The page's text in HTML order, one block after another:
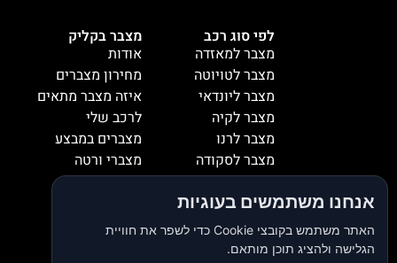
מצבר בקליק
אודות
מחירון מצברים
איזה מצבר מתאים
לרכב שלי
מצברים במבצע
מצברי ורטה
מצברי שנפ
אזורי שירות
לפי סוג רכב
מצבר למאזדה
מצבר לטויוטה
מצבר ליונדאי
מצבר לקיה
מצבר לרנו
מצבר לסקודה
מצבר למיציבושי
מצבר לסובארו
מצבר להונדה
מצבר לאופל
אנחנו משתמשים בעוגיות
האתר משתמש בקובצי Cookie כדי לשפר את חוויית
הגלישה ולהציג תוכן מותאם.